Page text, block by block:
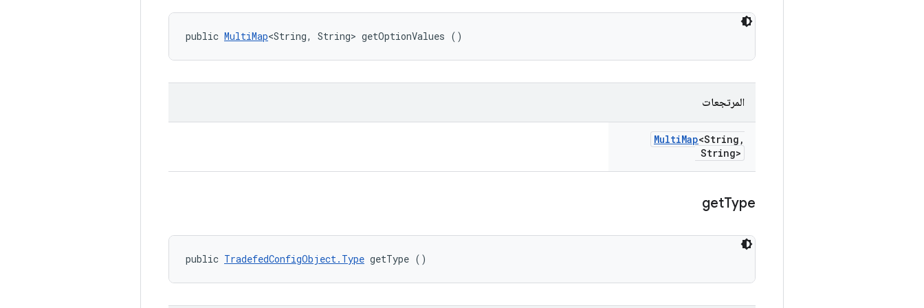
public MultiMap<String, String> getOptionValues ()
المرتجعات
MultiMap<String ,
String>
getType
public TradefedConfigObject.Type getType ()